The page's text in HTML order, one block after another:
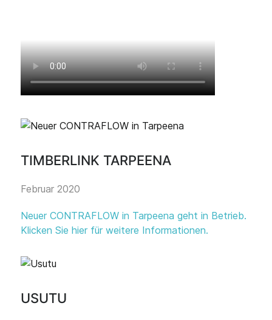
TIMBERLINK TARPEENA
Februar 2020
Neuer CONTRAFLOW in Tarpeena geht in Betrieb.
Klicken Sie hier für weitere Informationen.
USUTU